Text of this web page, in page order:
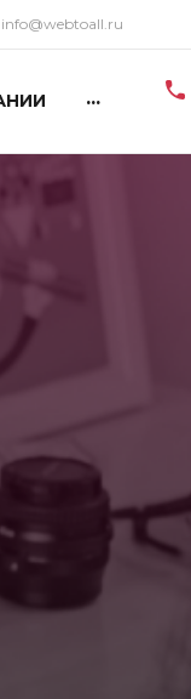
info@webtoall.ru
...